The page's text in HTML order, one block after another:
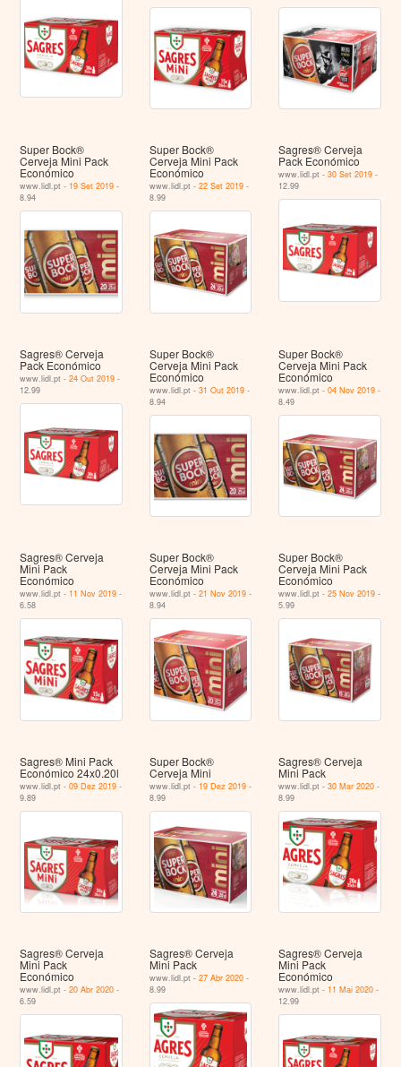
Super Bock®
Cerveja Mini Pack
Económico
www.lidl.pt - 19 Set 2019 -
8.94
Super Bock®
Cerveja Mini Pack
Económico
www.lidl.pt - 22 Set 2019-
8.99
Sagres® Cerveja
Pack Económico
www.lidl.pt -30 Set 2019 -
12.99
Sagres® Cerveja
Pack Económico
www.lidl.pt -24 Out 2019 -
12.99
Super Bock®
Cerveja Mini Pack
Económico
www.lidl.pt - 31 Out 2019-
8.94
Super Bock®
Cerveja Mini Pack
Económico
www.lidl.pt -04 Nov 2019 -
8.49
Sagres® Cerveja
Mini Pack
Económico
www.lidl.pt - 11 Nov 2019 -
6.58
Super Bock®
Cerveja Mini Pack
Económico
www.lidl.pt - 21 Nov 2019-
8.94
Super Bock®
Cerveja Mini Pack
Económico
www.lidl.pt -25 Nov 2019 -
5.99
Sagres® Mini Pack
Económico 24x0.20l
www.lidl.pt -09 Dez 2019 -
9.89
Super Bock®
Cerveja Mini
www.lidl.pt - 19 Dez 2019-
8.99
Sagres® Cerveja
Mini Pack
www.lidl.pt -30 Mar 2020 -
8.99
Sagres® Cerveja
Mini Pack
Económico
www.lidl.pt -20 Abr 2020 -
6.59
Sagres® Cerveja
Mini Pack
www.lidl.pt - 27 Abr 2020-
8.99
Sagres® Cerveja
Mini Pack
Económico
www.lidl.pt - 11 Mai 2020 -
12.99